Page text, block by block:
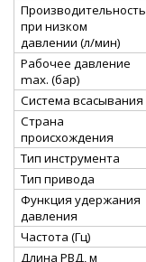
Производительность
при низком
давлении (л/мин)
Рабочее давление
max. (бар)
Система всасывания
Страна
происхождения
Тип инструмента
Тип привода
Функция удержания
давления
Частота (Гц)
Длина РВД, м